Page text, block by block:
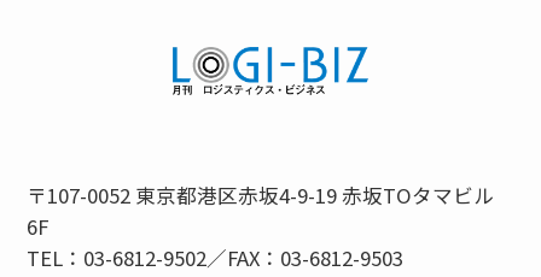
〒107-0052 東京都港区赤坂4-9-19 赤坂TOタマビル
6F
TEL：03-6812-9502／FAX：03-6812-9503